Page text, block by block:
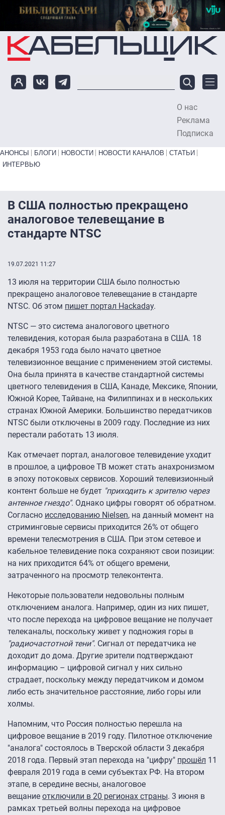
Перейти к основному содержанию
О нас
Реклама
Подписка
Primary links bottom
АНОНСЫ БЛОГИ НОВОСТИ НОВОСТИ КАНАЛОВ
СТАТЬИ
ИНТЕРВЬЮ
В США полностью прекращено
аналоговое телевещание в
стандарте NTSC
19.07.2021 11:27
13 июля на территории США было полностью
прекращено аналоговое телевещание в стандарте
NTSC. Об этом пишет портал Hackaday.
NTSC — это система аналогового цветного
телевидения, которая была разработана в США. 18
декабря 1953 года было начато цветное
телевизионное вещание с применением этой системы.
Она была принята в качестве стандартной системы
цветного телевидения в США, Канаде, Мексике, Японии,
Южной Корее, Тайване, на Филиппинах и в нескольких
странах Южной Америки. Большинство передатчиков
NTSC были отключены в 2009 году. Последние из них
перестали работать 13 июля.
Как отмечает портал, аналоговое телевидение уходит
в прошлое, а цифровое ТВ может стать анахронизмом
в эпоху потоковых сервисов. Хороший телевизионный
контент больше не будет "приходить к зрителю через
антенное гнездо". Однако цифры говорят об обратном.
Согласно исследованию Nielsen, на данный момент на
стриминговые сервисы приходится 26% от общего
времени телесмотрения в США. При этом сетевое и
кабельное телевидение пока сохраняют свои позиции:
на них приходится 64% от общего времени,
затраченного на просмотр телеконтента.
Некоторые пользователи недовольны полным
отключением аналога. Например, один из них пишет,
что после перехода на цифровое вещание не получает
телеканалы, поскольку живет у подножия горы в
"радиочастотной тени". Сигнал от передатчика не
доходит до дома. Другие зрители подтверждают
информацию – цифровой сигнал у них сильно
страдает, поскольку между передатчиком и домом
либо есть значительное расстояние, либо горы или
холмы.
Напомним, что Россия полностью перешла на
цифровое вещание в 2019 году. Пилотное отключение
"аналога" состоялось в Тверской области 3 декабря
2018 года. Первый этап перехода на "цифру" прошёл 11
февраля 2019 года в семи субъектах РФ. На втором
этапе, в середине весны, аналоговое
вещание отключили в 20 регионах страны. 3 июня в
рамках третьей волны перехода на цифровое